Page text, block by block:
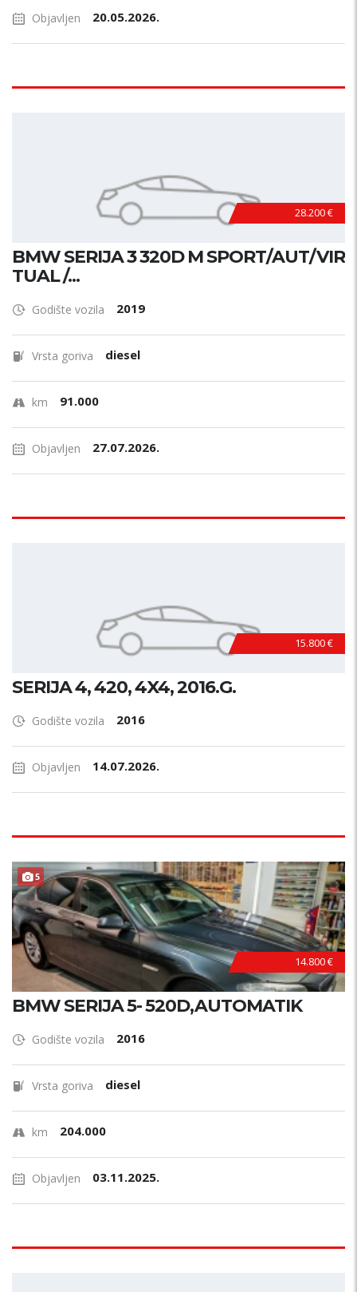
Objavljen 20.05.2026.
28.200 €
BMW SERIJA 3 320D M SPORT/AUT/VIR
TUAL /...
Godište vozila 2019
Vrsta goriva diesel
km 91.000
Objavljen 27.07.2026.
15.800 €
SERIJA 4, 420, 4X4, 2016.G.
Godište vozila 2016
Objavljen 14.07.2026.
5
14.800 €
BMW SERIJA 5- 520D,AUTOMATIK
Godište vozila 2016
Vrsta goriva diesel
km 204.000
Objavljen 03.11.2025.